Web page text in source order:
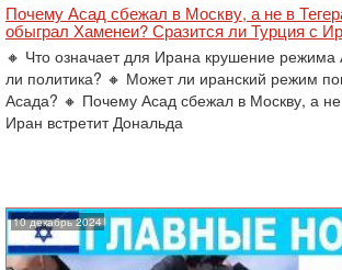
Почему Асад сбежал в Москву, а не в
обыграл Хаменеи? Сразится ли Турция с
🔸 Что означает для Ирана крушение режима
ли политика? 🔸 Может ли иранский режим
Асада? 🔸 Почему Асад сбежал в Москву, а
Иран встретит Дональда
10 декабрь 2024